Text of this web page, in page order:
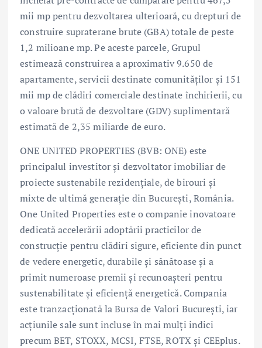
mii mp pentru dezvoltarea ulterioară, cu drepturi de
construire supraterane brute (GBA) totale de peste
1,2 milioane mp. Pe aceste parcele, Grupul
estimează construirea a aproximativ 9.650 de
apartamente, servicii destinate comunităților și 151
mii mp de clădiri comerciale destinate închirierii, cu
o valoare brută de dezvoltare (GDV) suplimentară
estimată de 2,35 miliarde de euro.
ONE UNITED PROPERTIES (BVB: ONE) este
principalul investitor și dezvoltator imobiliar de
proiecte sustenabile rezidențiale, de birouri și
mixte de ultimă generație din București, România.
One United Properties este o companie inovatoare
dedicată accelerării adoptării practicilor de
construcție pentru clădiri sigure, eficiente din punct
de vedere energetic, durabile și sănătoase și a
primit numeroase premii și recunoașteri pentru
sustenabilitate și eficiență energetică. Compania
este tranzacționată la Bursa de Valori București, iar
acțiunile sale sunt incluse în mai mulți indici
precum BET, STOXX, MCSI, FTSE, ROTX și CEEplus.